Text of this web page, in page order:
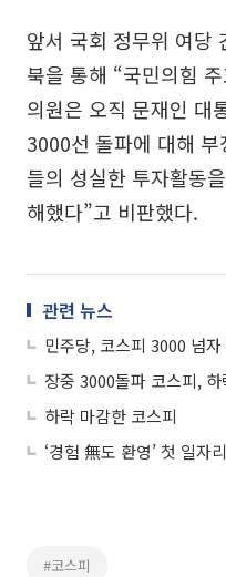
앞서 국회 정무위 여당
북을 통해 “국민의힘
의원은 오직 문재인 대
3000선 돌파에 대해
들의 성실한 투자활동
해했다”고 비판했다.
관련 뉴스
장중 3000돌파 코스피,
하락 마감한 코스피
‘경험 無도 환영’ 첫 일자
#코스피